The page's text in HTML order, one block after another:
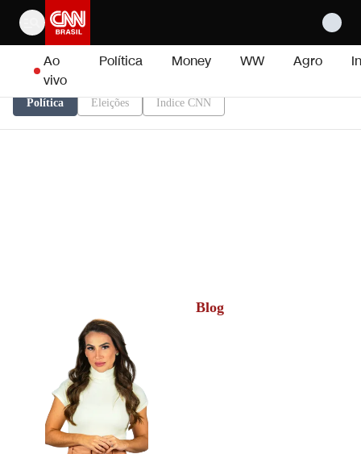
Pular para o conteúdo
Ao
vivo
Política Money WW Agro
Política Eleições Índice CNN
Blog